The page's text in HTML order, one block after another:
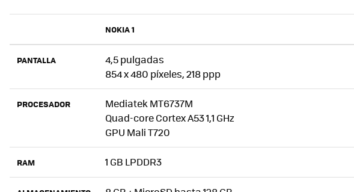
NOKIA 1
PANTALLA
4,5 pulgadas
854 x 480 píxeles, 218 ppp
PROCESADOR
Mediatek MT6737M
Quad-core Cortex A53 1,1 GHz
GPU Mali T720
RAM 1 GB LPDDR3